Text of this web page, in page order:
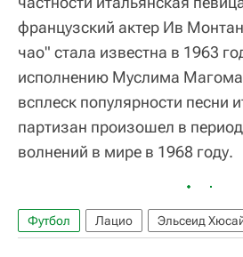
французский актер Ив
чао" стала известна в 1963
исполнению Муслима
всплеск популярности песни
партизан произошел в период
волнений в мире в 1968 году.
Футбол Лацио Эльсеид